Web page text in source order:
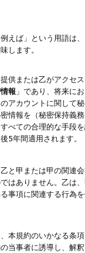
えば」という用語は
します。
供または乙がアクセ
報 」であり、将来に
アカウントに関して
情報を（秘密保持義
べての合理的な手段
5年間適用されます。
と甲または甲の関連
はありません。乙は
事項に関連する行為
本規約のいかなる条
当事者に誘導し、解